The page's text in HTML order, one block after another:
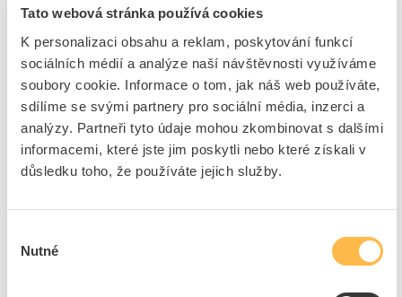
Tato webová stránka používá cookies
K personalizaci obsahu a reklam, poskytování funkcí
sociálních médií a analýze naší návštěvnosti využíváme
soubory cookie. Informace o tom, jak náš web používáte,
sdílíme se svými partnery pro sociální média, inzerci a
analýzy. Partneři tyto údaje mohou zkombinovat s dalšími
informacemi, které jste jim poskytli nebo které získali v
důsledku toho, že používáte jejich služby.
souhlasu
Nutné
(spínacích prvků). 3SB2 – prostorově úsporný, praxí ověřený a
vhodný pro průmyslové použití!
Značka SIEMENS
Tlačítka, kompletní přístroje
Průměr otvoru
16 mm
Možnost osvětlení
Ano
Design tlačítka